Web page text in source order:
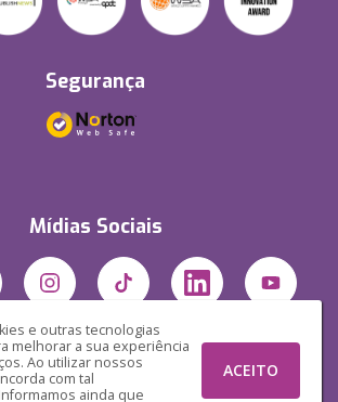
e outras tecnologias
melhorar a sua experiência
Ao utilizar nossos
com tal
ainda que
ACEITO
Segurança
Mídias Sociais